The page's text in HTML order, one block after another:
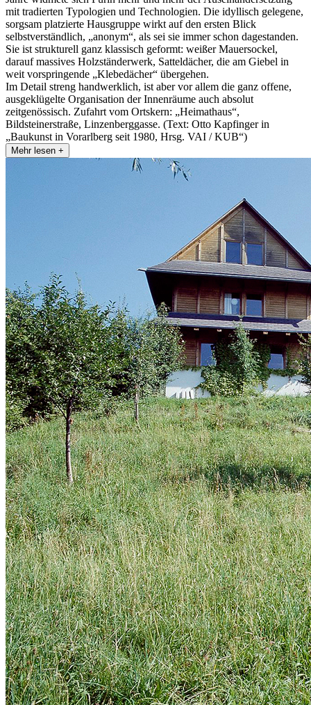
mit tradierten Typologien und Technologien. Die idyllisch gelegene,
sorgsam platzierte Hausgruppe wirkt auf den ersten Blick
selbstverständlich, „anonym“, als sei sie immer schon dagestanden.
Sie ist strukturell ganz klassisch geformt: weißer Mauersockel,
darauf massives Holzständerwerk, Satteldächer, die am Giebel in
weit vorspringende „Klebedächer“ übergehen.
Im Detail streng handwerklich, ist aber vor allem die ganz offene,
ausgeklügelte Organisation der Innenräume auch absolut
zeitgenössisch. Zufahrt vom Ortskern: „Heimathaus“,
Bildsteinerstraße, Linzenberggasse. (Text: Otto Kapfinger in
„Baukunst in Vorarlberg seit 1980, Hrsg. VAI / KUB“)
Mehr lesen +